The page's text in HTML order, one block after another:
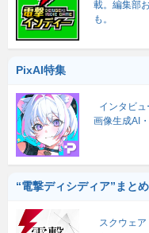
載。編集部
も。
PixAI特集
インタビ
画像生成AI
“電撃ディシディア”まと
スクウェ